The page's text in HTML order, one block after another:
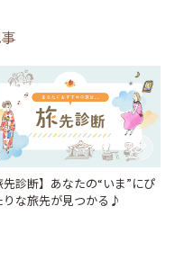
先診断】あなたの“いま”にぴ
りな旅先が見つかる♪